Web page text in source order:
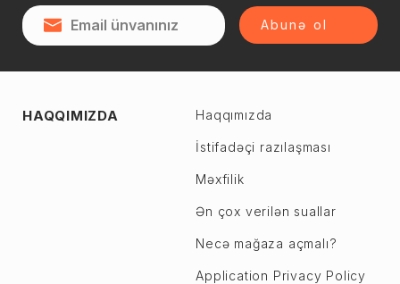
Abunə ol
HAQQIMIZDA Haqqımızda
İstifadəçi razılaşması
Məxfilik
Ən çox verilən suallar
Necə mağaza açmalı?
Application Privacy Policy